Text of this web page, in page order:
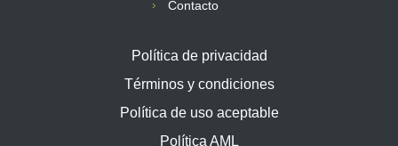
Contacto
Política de privacidad
Términos y condiciones
Política de uso aceptable
Política AML